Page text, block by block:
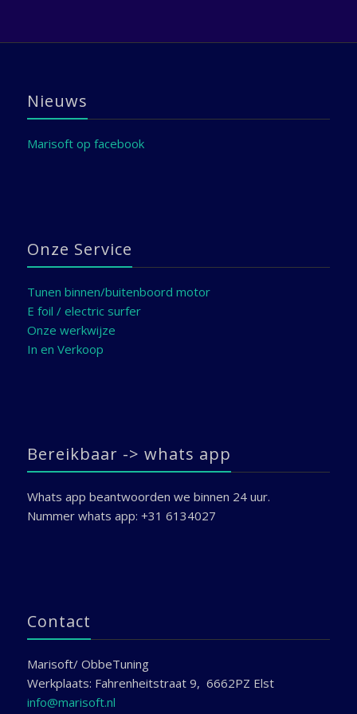
Nieuws
Marisoft op facebook
Onze Service
Tunen binnen/buitenboord motor
E foil / electric surfer
Onze werkwijze
In en Verkoop
Bereikbaar -> whats app
Whats app beantwoorden we binnen 24 uur.
Nummer whats app: +31 6134027
Contact
Marisoft/ ObbeTuning
Werkplaats: Fahrenheitstraat 9, 6662PZ Elst
info@marisoft.nl